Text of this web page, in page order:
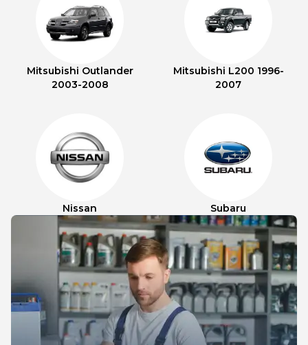
Mitsubishi Outlander
2003-2008
Mitsubishi L200 1996-
2007
Nissan Subaru